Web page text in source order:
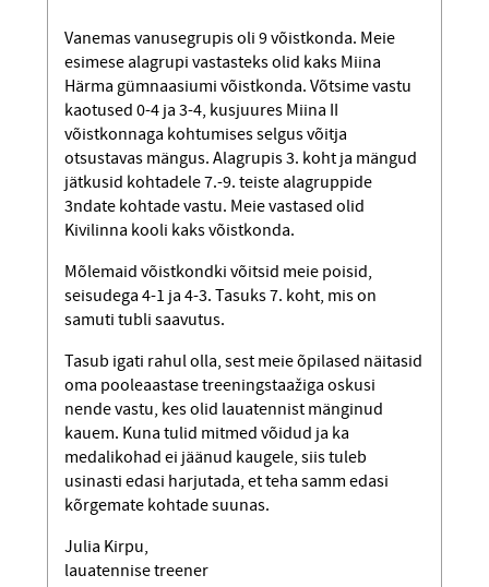
Vanemas vanusegrupis oli 9 võistkonda. Meie
esimese alagrupi vastasteks olid kaks Miina
Härma gümnaasiumi võistkonda. Võtsime vastu
kaotused 0-4 ja 3-4, kusjuures Miina II
võistkonnaga kohtumises selgus võitja
otsustavas mängus. Alagrupis 3. koht ja mängud
jätkusid kohtadele 7.-9. teiste alagruppide
3ndate kohtade vastu. Meie vastased olid
Kivilinna kooli kaks võistkonda.
Mõlemaid võistkondki võitsid meie poisid,
seisudega 4-1 ja 4-3. Tasuks 7. koht, mis on
samuti tubli saavutus.
Tasub igati rahul olla, sest meie õpilased näitasid
oma pooleaastase treeningstaažiga oskusi
nende vastu, kes olid lauatennist mänginud
kauem. Kuna tulid mitmed võidud ja ka
medalikohad ei jäänud kaugele, siis tuleb
usinasti edasi harjutada, et teha samm edasi
kõrgemate kohtade suunas.
Julia Kirpu,
lauatennise treener